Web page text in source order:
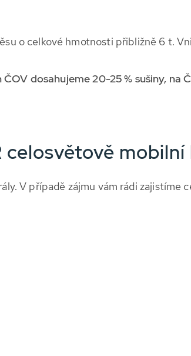
o celkové hmotnosti přibližně 6 t.
dosahujeme 20-25 % sušiny, na
celosvětově
V případě zájmu vám rádi zajistíme